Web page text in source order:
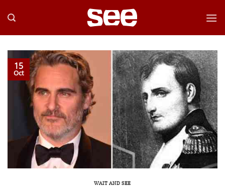
au
15
Oct
WAIT AND SEE